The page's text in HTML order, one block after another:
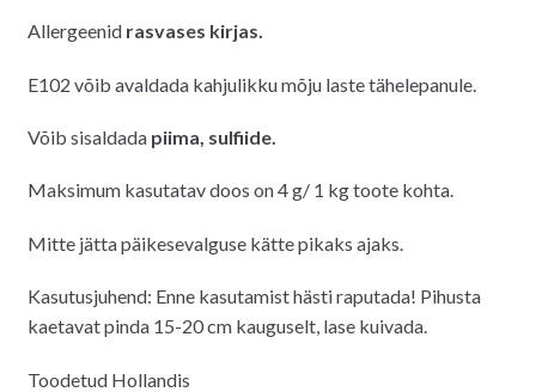
Allergeenid rasvases kirjas.
E102 võib avaldada kahjulikku mõju laste tähelepanule.
Võib sisaldada piima, sulfiide.
Maksimum kasutatav doos on 4 g/ 1 kg toote kohta.
Mitte jätta päikesevalguse kätte pikaks ajaks.
Kasutusjuhend: Enne kasutamist hästi raputada! Pihusta
kaetavat pinda 15-20 cm kauguselt, lase kuivada.
Toodetud Hollandis